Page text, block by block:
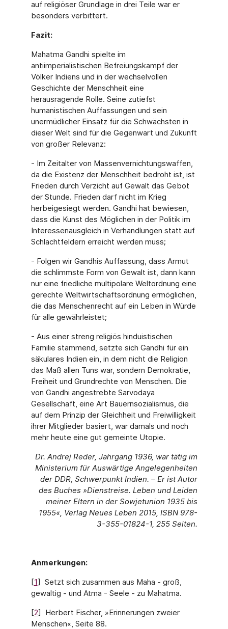
auf religiöser Grund­lage in drei Teile war er
besonders verbittert.
Fazit:
Mahatma Gandhi spielte im
antiimperialistischen Befreiungskampf der
Völker Indiens und in der wechselvollen
Geschichte der Menschheit eine
herausragende Rolle. Seine zutiefst
humanistischen Auffassungen und sein
unermüdlicher Einsatz für die Schwächsten in
die­ser Welt sind für die Gegenwart und Zukunft
von großer Relevanz:
- Im Zeitalter von Massenvernichtungswaffen,
da die Existenz der Menschheit bedroht ist, ist
Frieden durch Verzicht auf Gewalt das Gebot
der Stunde. Frieden darf nicht im Krieg
herbeigesiegt werden. Gandhi hat bewiesen,
dass die Kunst des Möglichen in der Politik im
Interessenausgleich in Verhandlungen statt auf
Schlachtfeldern erreicht werden muss;
- Folgen wir Gandhis Auffassung, dass Armut
die schlimmste Form von Gewalt ist, dann kann
nur eine friedliche multipolare Weltordnung eine
gerechte Weltwirtschaftsordnung ermöglichen,
die das Menschenrecht auf ein Leben in Würde
für alle gewährleistet;
- Aus einer streng religiös hinduistischen
Familie stammend, setzte sich Gandhi für ein
säkulares Indien ein, in dem nicht die Religion
das Maß allen Tuns war, sondern Demokra­tie,
Freiheit und Grundrechte von Menschen. Die
von Gandhi angestrebte Sarvodaya
Gesellschaft, eine Art Bauernsozialismus, die
auf dem Prinzip der Gleichheit und Freiwillig­keit
ihrer Mitglieder basiert, war damals und noch
mehr heute eine gut gemeinte Utopie.
Dr. Andrej Reder, Jahrgang 1936, war tätig im
Ministerium für Auswärtige Angelegenheiten
der DDR, Schwerpunkt Indien. – Er ist Autor
des Buches »Dienstreise. Leben und Leiden
meiner Eltern in der Sowjetunion 1935 bis
1955«, Verlag Neues Leben 2015, ISBN 978-
3-355-01824-1, 255 Seiten.
Anmerkungen:
[1] Setzt sich zusammen aus Maha - groß,
gewaltig - und Atma - Seele - zu Mahatma.
[2] Herbert Fischer, »Erinnerungen zweier
Menschen«, Seite 88.